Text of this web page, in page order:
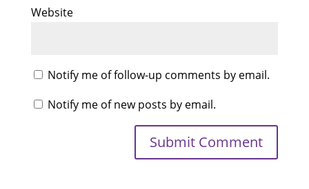
Website
Notify me of follow-up comments by email.
Notify me of new posts by email.